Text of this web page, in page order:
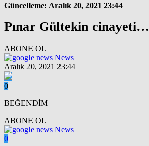
Güncelleme: Aralık 20, 2021 23:44
Pınar Gültekin cinayeti…
ABONE OL
News
Aralık 20, 2021 23:44
0
BEĞENDİM
ABONE OL
News
0